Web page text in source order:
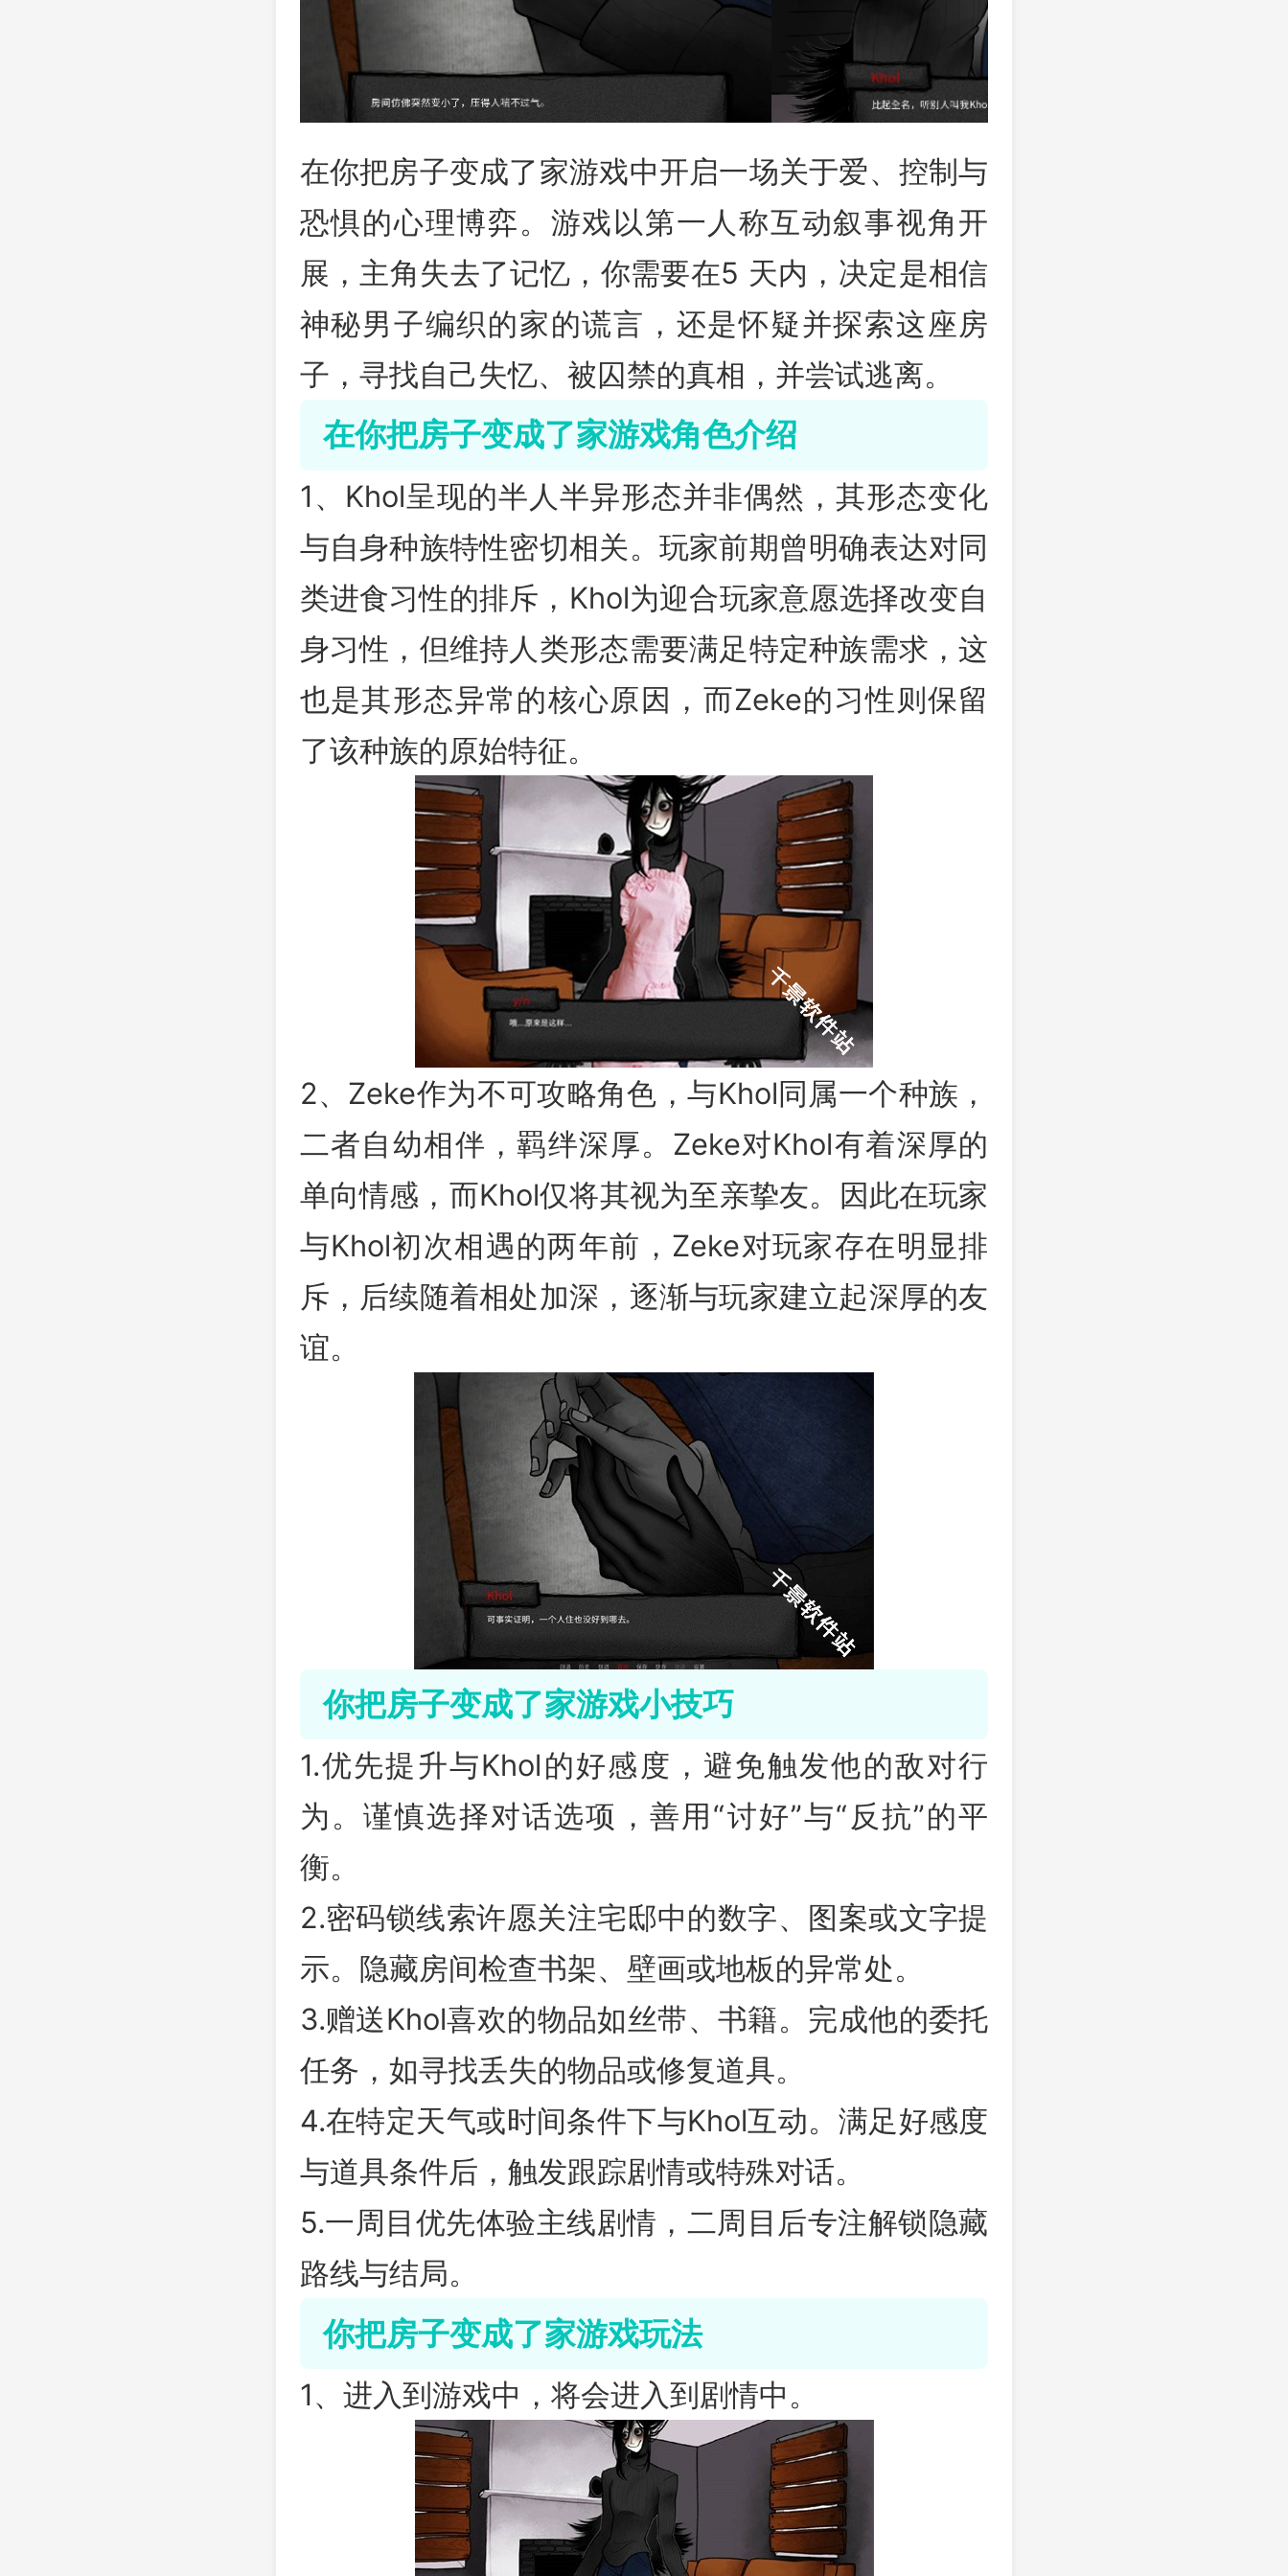
在你把房子变成了家游戏中开启一场关于爱、控制与
恐惧的心理博弈。游戏以第一人称互动叙事视角开
展，主角失去了记忆，你需要在5 天内，决定是相信
神秘男子编织的家的谎言，还是怀疑并探索这座房
子，寻找自己失忆、被囚禁的真相，并尝试逃离。
在你把房子变成了家游戏角色介绍
1、Khol呈现的半人半异形态并非偶然，其形态变化
与自身种族特性密切相关。玩家前期曾明确表达对同
类进食习性的排斥，Khol为迎合玩家意愿选择改变自
身习性，但维持人类形态需要满足特定种族需求，这
也是其形态异常的核心原因，而Zeke的习性则保留
了该种族的原始特征。
2、Zeke作为不可攻略角色，与Khol同属一个种族，
二者自幼相伴，羁绊深厚。Zeke对Khol有着深厚的
单向情感，而Khol仅将其视为至亲挚友。因此在玩家
与Khol初次相遇的两年前，Zeke对玩家存在明显排
斥，后续随着相处加深，逐渐与玩家建立起深厚的友
谊。
你把房子变成了家游戏小技巧
1.优先提升与Khol的好感度，避免触发他的敌对行
为。谨慎选择对话选项，善用“讨好”与“反抗”的平
衡。
2.密码锁线索许愿关注宅邸中的数字、图案或文字提
示。隐藏房间检查书架、壁画或地板的异常处。
3.赠送Khol喜欢的物品如丝带、书籍。完成他的委托
任务，如寻找丢失的物品或修复道具。
4.在特定天气或时间条件下与Khol互动。满足好感度
与道具条件后，触发跟踪剧情或特殊对话。
5.一周目优先体验主线剧情，二周目后专注解锁隐藏
路线与结局。
你把房子变成了家游戏玩法
1、进入到游戏中，将会进入到剧情中。